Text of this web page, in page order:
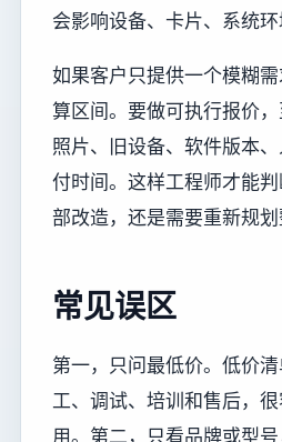
会影响设备、卡片、系统环
如果客户只提供一个模糊
算区间。要做可执行报价，
照片、旧设备、软件版本
付时间。这样工程师才能
部改造，还是需要重新规划
常见误区
第一，只问最低价。低价
工、调试、培训和售后，
用。第二，只看品牌或型号